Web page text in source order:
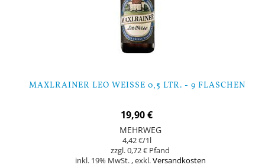
MAXLRAINER LEO WEISSE 0,5 LTR. - 9 FLASCHEN
19,90 €
MEHRWEG
4,42 €/1l
0,72 €
inkl. 19% MwSt. ,exkl.Versandkosten